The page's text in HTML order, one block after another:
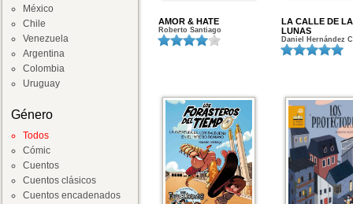
México
Chile
Venezuela
Argentina
Colombia
Uruguay
Género
Todos
Cómic
Cuentos
Cuentos clásicos
Cuentos encadenados
AMOR & HATE
Roberto Santiago
LA CALLE DE
LUNAS
Daniel Hernández